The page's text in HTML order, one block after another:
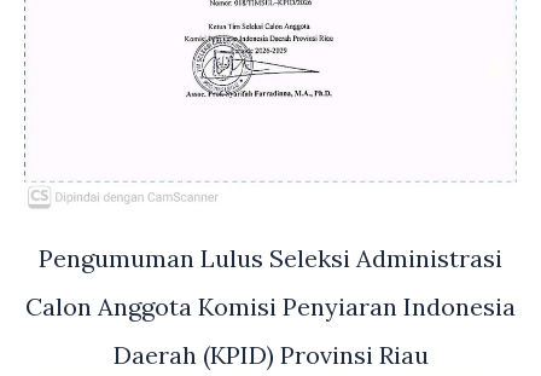
Pengumuman Lulus Seleksi Administrasi
Calon Anggota Komisi Penyiaran Indonesia
Daerah (KPID) Provinsi Riau